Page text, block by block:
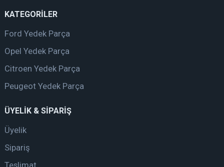
KATEGORİLER
Ford Yedek Parça
Opel Yedek Parça
Citroen Yedek Parça
Peugeot Yedek Parça
ÜYELİK & SİPARİŞ
Üyelik
Sipariş
Teslimat